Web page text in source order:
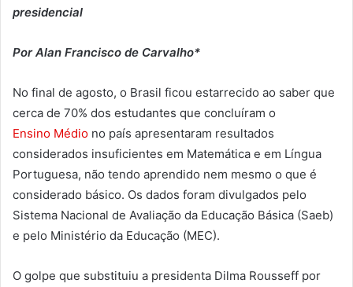
presidencial
Por Alan Francisco de Carvalho*
No final de agosto, o Brasil ficou estarrecido ao saber que
cerca de 70% dos estudantes que concluíram o
Ensino Médio no país apresentaram resultados
considerados insuficientes em Matemática e em Língua
Portuguesa, não tendo aprendido nem mesmo o que é
considerado básico. Os dados foram divulgados pelo
Sistema Nacional de Avaliação da Educação Básica (Saeb)
e pelo Ministério da Educação (MEC).
O golpe que substituiu a presidenta Dilma Rousseff por